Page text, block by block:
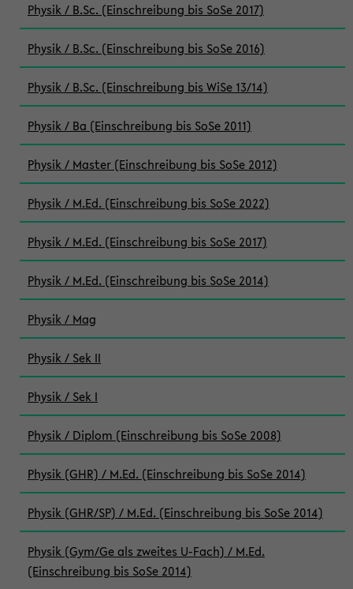
Physik / B.Sc. (Einschreibung bis SoSe 2017)
Physik / B.Sc. (Einschreibung bis SoSe 2016)
Physik / B.Sc. (Einschreibung bis WiSe 13/14)
Physik / Ba (Einschreibung bis SoSe 2011)
Physik / Master (Einschreibung bis SoSe 2012)
Physik / M.Ed. (Einschreibung bis SoSe 2022)
Physik / M.Ed. (Einschreibung bis SoSe 2017)
Physik / M.Ed. (Einschreibung bis SoSe 2014)
Physik / Mag
Physik / Sek II
Physik / Sek I
Physik / Diplom (Einschreibung bis SoSe 2008)
Physik (GHR) / M.Ed. (Einschreibung bis SoSe 2014)
Physik (GHR/SP) / M.Ed. (Einschreibung bis SoSe 2014)
Physik (Gym/Ge als zweites U-Fach) / M.Ed.
(Einschreibung bis SoSe 2014)